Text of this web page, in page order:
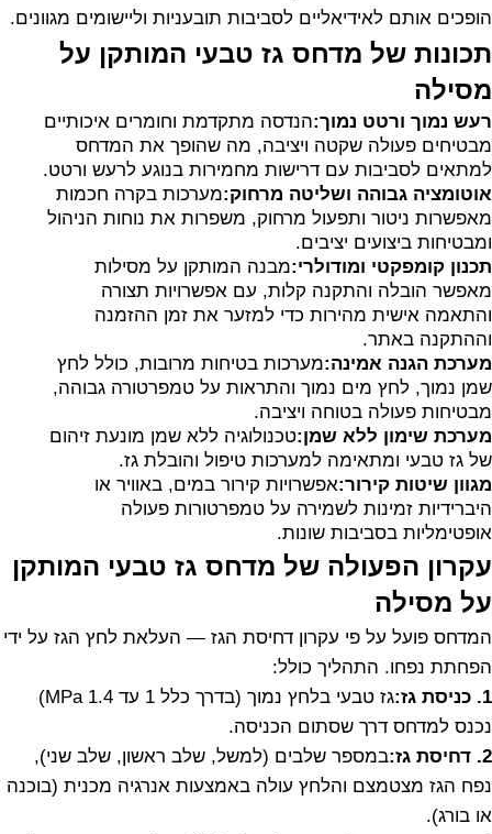
הופכים אותם לאידיאליים לסביבות תובעניות וליישומים מגוונים.
תכונות של מדחס גז טבעי המותקן על
מסילה
רעש נמוך ורטט נמוך:הנדסה מתקדמת וחומרים איכותיים
מבטיחים פעולה שקטה ויציבה, מה שהופך את המדחס
למתאים לסביבות עם דרישות מחמירות בנוגע לרעש ורטט.
אוטומציה גבוהה ושליטה מרחוק:מערכות בקרה חכמות
מאפשרות ניטור ותפעול מרחוק, משפרות את נוחות הניהול
ומבטיחות ביצועים יציבים.
תכנון קומפקטי ומודולרי:מבנה המותקן על מסילות
מאפשר הובלה והתקנה קלות, עם אפשרויות תצורה
והתאמה אישית מהירות כדי למזער את זמן ההזמנה
וההתקנה באתר.
מערכת הגנה אמינה:מערכות בטיחות מרובות, כולל לחץ
שמן נמוך, לחץ מים נמוך והתראות על טמפרטורה גבוהה,
מבטיחות פעולה בטוחה ויציבה.
מערכת שימון ללא שמן:טכנולוגיה ללא שמן מונעת זיהום
של גז טבעי ומתאימה למערכות טיפול והובלת גז.
מגוון שיטות קירור:אפשרויות קירור במים, באוויר או
היברידיות זמינות לשמירה על טמפרטורות פעולה
אופטימליות בסביבות שונות.
עקרון הפעולה של מדחס גז טבעי המותקן
על מסילה
המדחס פועל על פי עקרון דחיסת הגז — העלאת לחץ הגז על ידי
הפחתת נפחו. התהליך כולל:
1. כניסת גז:
גז טבעי בלחץ נמוך (בדרך כלל 1 עד 1.4 MPa)
נכנס למדחס דרך שסתום הכניסה.
2. דחיסת גז:
במספר שלבים (למשל, שלב ראשון, שלב שני),
נפח הגז מצטמצם והלחץ עולה באמצעות אנרגיה מכנית (בוכנה
או בורג).